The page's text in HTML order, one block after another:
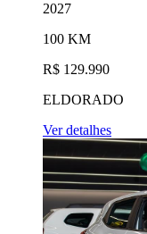
2027
100 KM
R$ 129.990
ELDORADO
Ver detalhes